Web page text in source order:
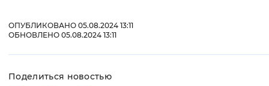
ОПУБЛИКОВАНО 05.08.2024 13:11
ОБНОВЛЕНО 05.08.2024 13:11
Поделиться новостью